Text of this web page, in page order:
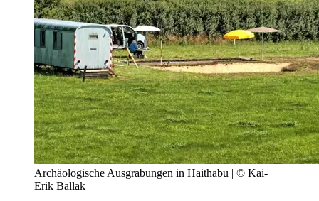
Archäologische Ausgrabungen in Haithabu | © Kai-
Erik Ballak